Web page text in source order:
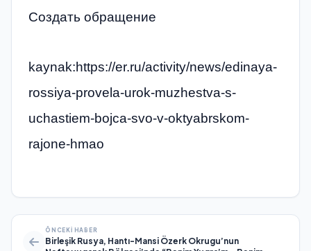
Создать обращение
kaynak:https://er.ru/activity/news/edinaya-
rossiya-provela-urok-muzhestva-s-
uchastiem-bojca-svo-v-oktyabrskom-
rajone-hmao
ÖNCEKI HABER
Birleşik Rusya, Hantı-Mansi Özerk Okrugu’nun